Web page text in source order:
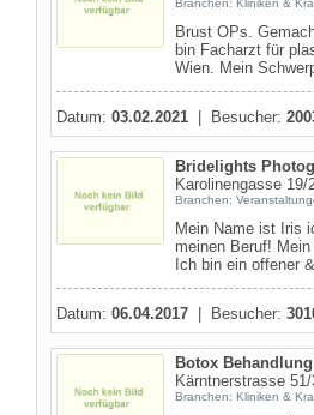
Branchen: Kliniken &
Brust OPs.
bin Facharzt für
Wien. Mein
Datum: 03.02.2021 | Besucher:
Bridelights
Karolinengasse 19/
Branchen:
Mein Name ist Iris
meinen Beruf!
Ich bin ein offener
Datum: 06.04.2017 | Besucher:
Botox
Kärntnerstrasse
Branchen: Kliniken &